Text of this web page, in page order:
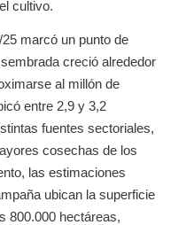
cultivo.
marcó un punto de
creció alrededor
al millón de
entre 2,9 y 3,2
fuentes sectoriales,
cosechas de los
las estimaciones
ubican la superficie
800.000 hectáreas,